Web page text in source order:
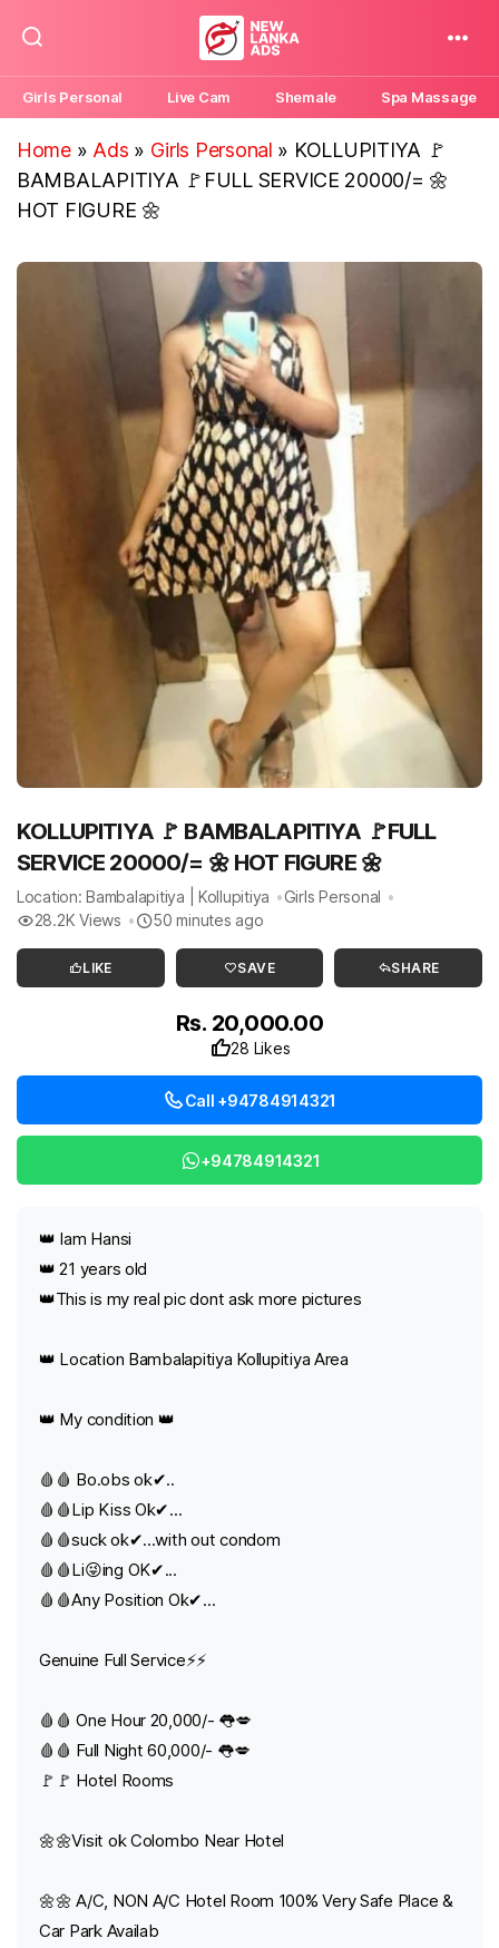
New
Lanka
Ads
Girls Personal Live Cam Shemale Spa Massage
Home» Ads » Girls Personal » KOLLUPITIYA 🚩
BAMBALAPITIYA 🚩FULL SERVICE 20000/= 🌼
HOT FIGURE 🌼
KOLLUPITIYA 🚩 BAMBALAPITIYA 🚩FULL
SERVICE 20000/= 🌼 HOT FIGURE 🌼
Location: Bambalapitiya | Kollupitiya
Girls Personal
28.2K Views
50 minutes ago
LIKE SAVE SHARE
Rs. 20,000.00
28 Likes
Call +94784914321
+94784914321
👑️ Iam Hansi
👑️ 21 years old
👑️This is my real pic dont ask more pictures
👑️ Location Bambalapitiya Kollupitiya Area
👑️ My condition 👑️
🩸🩸 Bo.obs ok✔..
🩸🩸Lip Kiss Ok✔...
🩸🩸suck ok✔...with out condom
🩸🩸Li😜ing OK✔...
🩸🩸Any Position Ok✔...
Genuine Full Service⚡⚡
🩸🩸 One Hour 20,000/- 👅💋
🩸🩸 Full Night 60,000/- 👅💋
🚩🚩 Hotel Rooms
🌼🌼Visit ok Colombo Near Hotel
🌼🌼 A/C, NON A/C Hotel Room 100% Very Safe Place &
Car Park Availab